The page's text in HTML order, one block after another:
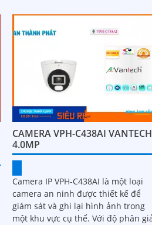
hơn...
CAMERA VPH-C438AI VANTECH
4.0MP
Camera IP VPH-C438AI là một loại
camera an ninh được thiết kế để
giám sát và ghi lại hình ảnh trong
một khu vực cụ thể. Với độ phân giải